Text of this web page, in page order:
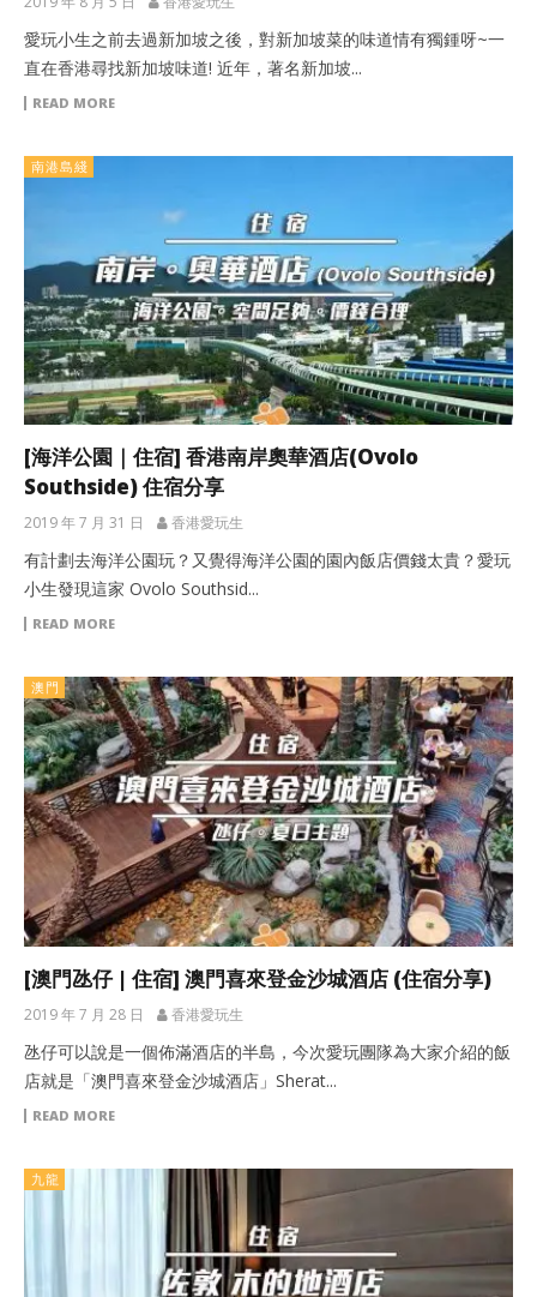
愛玩小生之前去過新加坡之後，對新加坡菜的味道情有獨鍾呀~一
直在香港尋找新加坡味道! 近年，著名新加坡...
READ MORE
南港島綫
[海洋公園｜住宿] 香港南岸奧華酒店(Ovolo
Southside) 住宿分享
2019 年 7 月 31 日 香港愛玩生
有計劃去海洋公園玩？又覺得海洋公園的園內飯店價錢太貴？愛玩
小生發現這家 Ovolo Southsid...
READ MORE
澳門
[澳門氹仔 | 住宿] 澳門喜來登金沙城酒店 (住宿分享)
2019 年 7 月 28 日 香港愛玩生
氹仔可以說是一個佈滿酒店的半島，今次愛玩團隊為大家介紹的飯
店就是「澳門喜來登金沙城酒店」Sherat...
READ MORE
九龍